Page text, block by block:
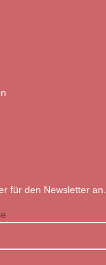
für den Newsletter an.